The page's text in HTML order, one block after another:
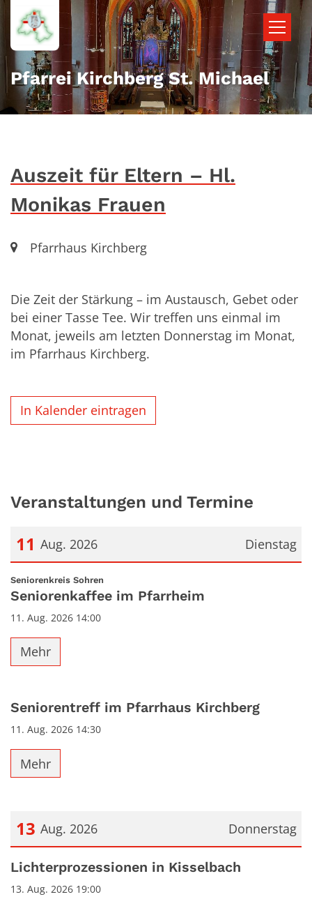
Zum Inhalt springen
Pfarrei Kirchberg St. Michael
Auszeit für Eltern – Hl.
Monikas Frauen
Ort:Pfarrhaus Kirchberg
Die Zeit der Stärkung – im Austausch, Gebet oder
bei einer Tasse Tee. Wir treffen uns einmal im
Monat, jeweils am letzten Donnerstag im Monat,
im Pfarrhaus Kirchberg.
In Kalender eintragen
Veranstaltungen und Termine
Dienstag
11 Aug. 2026
Datum: 11. August 2026
Seniorenkreis Sohren
Seniorenkaffee im Pfarrheim
11. Aug. 2026 14:00
Mehr
Seniorentreff im Pfarrhaus Kirchberg
11. Aug. 2026 14:30
Mehr
Donnerstag
13 Aug. 2026
Datum: 13. August 2026
Lichterprozessionen in Kisselbach
13. Aug. 2026 19:00